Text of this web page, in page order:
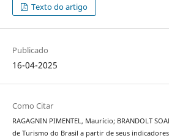
Texto do artigo
Publicado
16-04-2025
Como Citar
RAGAGNIN PIMENTEL, Maurício; BRANDOLT
de Turismo do Brasil a partir de seus